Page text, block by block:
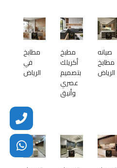
صيانه
مطابخ
الرياض
مطبخ
أكريلك
بتصميم
عصري
وأنيق
مطابخ
في
الرياض